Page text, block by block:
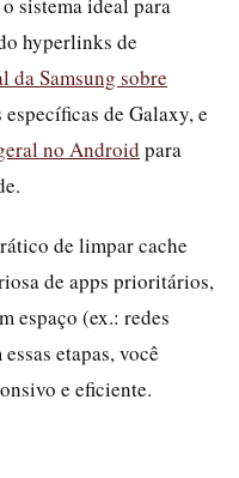
hyperlinks de
da Samsung sobre
de Galaxy, e
no Android para
de limpar cache
de apps prioritários,
espaço (ex.: redes
etapas, você
e eficiente.